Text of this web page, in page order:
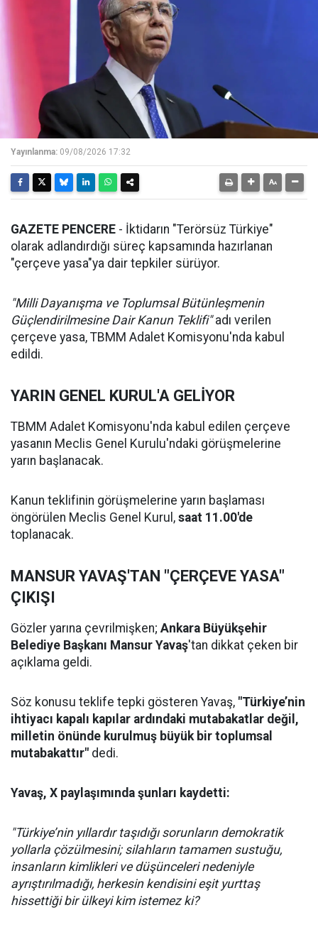
Yayınlanma: 09/08/2026 17:32
GAZETE PENCERE - İktidarın "Terörsüz Türkiye"
olarak adlandırdığı süreç kapsamında hazırlanan
"çerçeve yasa"ya dair tepkiler sürüyor.
"Milli Dayanışma ve Toplumsal Bütünleşmenin
Güçlendirilmesine Dair Kanun Teklifi"adı verilen
çerçeve yasa, TBMM Adalet Komisyonu'nda kabul
edildi.
YARIN GENEL KURUL'A GELİYOR
TBMM Adalet Komisyonu'nda kabul edilen çerçeve
yasanın Meclis Genel Kurulu'ndaki görüşmelerine
yarın başlanacak.
Kanun teklifinin görüşmelerine yarın başlaması
öngörülen Meclis Genel Kurul, saat 11.00'de
toplanacak.
MANSUR YAVAŞ'TAN "ÇERÇEVE YASA"
ÇIKIŞI
Gözler yarına çevrilmişken; Ankara Büyükşehir
Belediye Başkanı Mansur Yavaş'tan dikkat çeken bir
açıklama geldi.
Söz konusu teklife tepki gösteren Yavaş, "Türkiye’nin
ihtiyacı kapalı kapılar ardındaki mutabakatlar değil,
milletin önünde kurulmuş büyük bir toplumsal
mutabakattır" dedi.
Yavaş, X paylaşımında şunları kaydetti:
"Türkiye’nin yıllardır taşıdığı sorunların demokratik
yollarla çözülmesini; silahların tamamen sustuğu,
insanların kimlikleri ve düşünceleri nedeniyle
ayrıştırılmadığı, herkesin kendisini eşit yurttaş
hissettiği bir ülkeyi kim istemez ki?